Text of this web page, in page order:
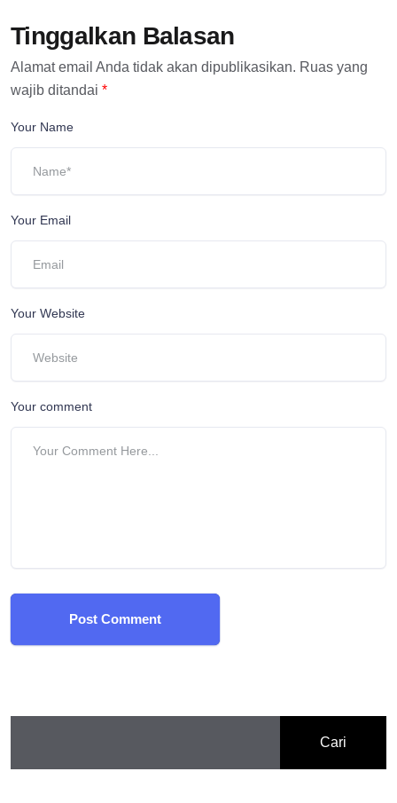
Tinggalkan Balasan
Alamat email Anda tidak akan dipublikasikan. Ruas yang
wajib ditandai *
Your Name
Your Email
Your Website
Your comment
Post Comment
Cari